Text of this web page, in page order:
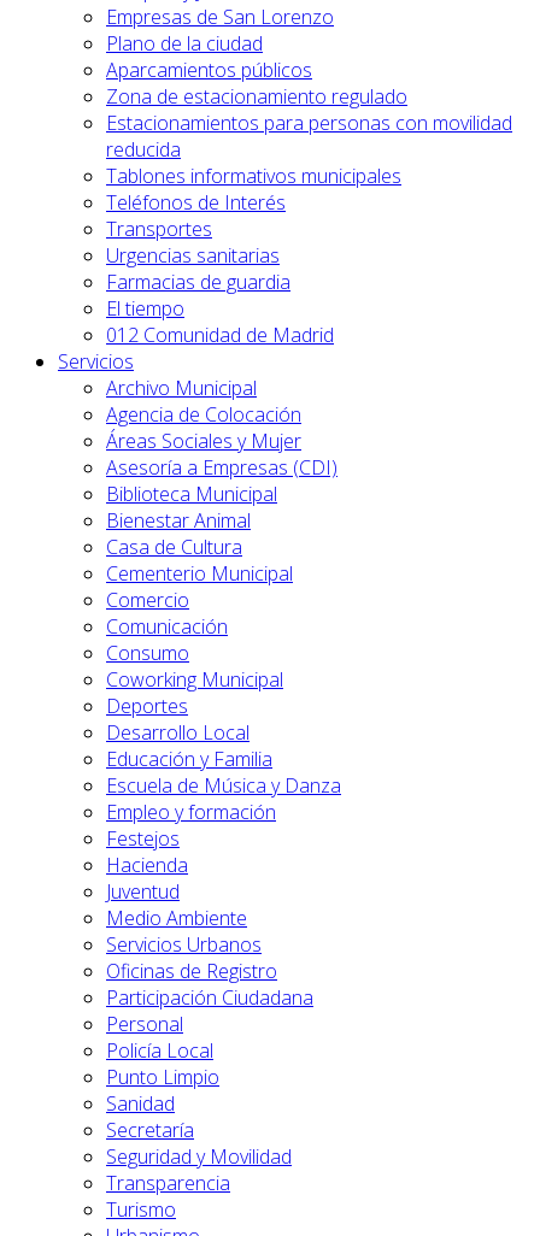
Empresas de San Lorenzo
Plano de la ciudad
Aparcamientos públicos
Zona de estacionamiento regulado
Estacionamientos para personas con movilidad
reducida
Tablones informativos municipales
Teléfonos de Interés
Transportes
Urgencias sanitarias
Farmacias de guardia
El tiempo
012 Comunidad de Madrid
Servicios
Archivo Municipal
Agencia de Colocación
Áreas Sociales y Mujer
Asesoría a Empresas (CDI)
Biblioteca Municipal
Bienestar Animal
Casa de Cultura
Cementerio Municipal
Comercio
Comunicación
Consumo
Coworking Municipal
Deportes
Desarrollo Local
Educación y Familia
Escuela de Música y Danza
Empleo y formación
Festejos
Hacienda
Juventud
Medio Ambiente
Servicios Urbanos
Oficinas de Registro
Participación Ciudadana
Personal
Policía Local
Punto Limpio
Sanidad
Secretaría
Seguridad y Movilidad
Transparencia
Turismo